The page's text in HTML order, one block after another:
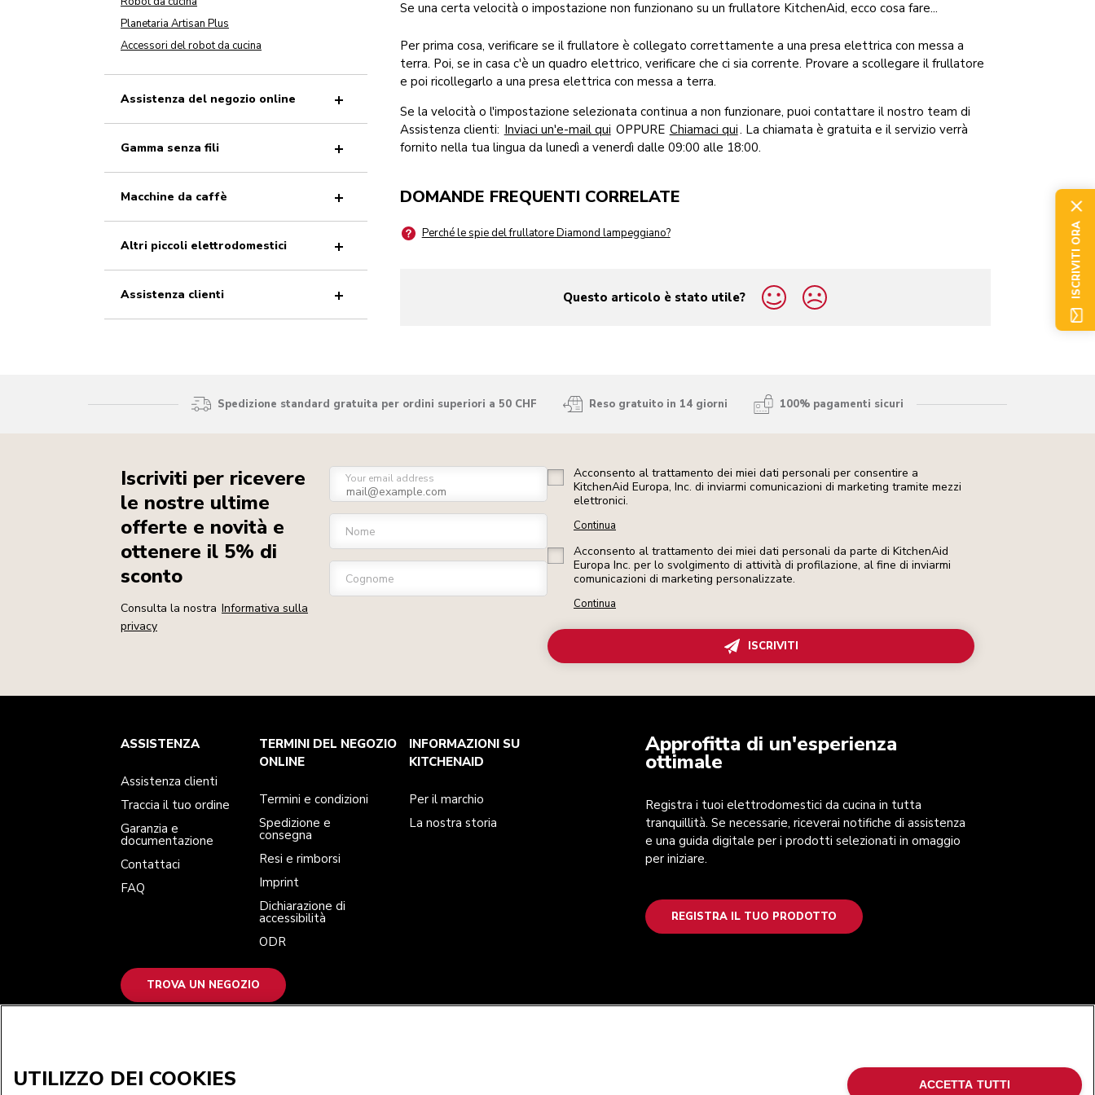
Se una certa velocità o impostazione non funzionano su un frullatore KitchenAid, ecco cosa fare...
Per prima cosa, verificare se il frullatore è collegato correttamente a una presa elettrica con messa a
terra. Poi, se in casa c'è un quadro elettrico, verificare che ci sia corrente. Provare a scollegare il frullatore
e poi ricollegarlo a una presa elettrica con messa a terra.
Se la velocità o l'impostazione selezionata continua a non funzionare, puoi contattare il nostro team di
Assistenza clienti: Inviaci un'e-mail qui OPPURE Chiamaci qui. La chiamata è gratuita e il servizio verrà
fornito nella tua lingua da lunedì a venerdì dalle 09:00 alle 18:00.
DOMANDE FREQUENTI CORRELATE
Perché le spie del frullatore Diamond lampeggiano?
Questo articolo è stato utile?
yes
no
Planetaria Artisan Plus
Accessori del robot da cucina
Assistenza del negozio online
Gamma senza fili
Macchine da caffè
Altri piccoli elettrodomestici
Assistenza clienti
Spedizione standard gratuita per ordini superiori a 50 CHF Reso gratuito in 14 giorni 100% pagamenti sicuri
Iscriviti per ricevere
le nostre ultime
offerte e novità e
ottenere il 5% di
sconto
Consulta la nostra Informativa sulla
privacy
Your email address
Nome
Cognome
Acconsento al trattamento dei miei dati personali per consentire a
KitchenAid Europa, Inc. di inviarmi comunicazioni di marketing tramite mezzi
elettronici.
Continua
Acconsento al trattamento dei miei dati personali da parte di KitchenAid
Europa Inc. per lo svolgimento di attività di profilazione, al fine di inviarmi
comunicazioni di marketing personalizzate.
Continua
ISCRIVITI
Approfitta di un'esperienza
ottimale
Registra i tuoi elettrodomestici da cucina in tutta
tranquillità. Se necessarie, riceverai notifiche di assistenza
e una guida digitale per i prodotti selezionati in omaggio
per iniziare.
REGISTRA IL TUO PRODOTTO
Assistenza clienti
Traccia il tuo ordine
FAQ
Termini e condizioni
Spedizione e consegna
Dichiarazione di accessibilità
Per il marchio
La nostra storia
Trova un negozio
ASSISTENZA
Assistenza clienti
Traccia il tuo ordine
Garanzia e
documentazione
Contattaci
FAQ
TERMINI DEL NEGOZIO
ONLINE
Termini e condizioni
Spedizione e
consegna
Resi e rimborsi
Imprint
Dichiarazione di
accessibilità
ODR
INFORMAZIONI SU
KITCHENAID
Per il marchio
La nostra storia
TROVA UN NEGOZIO
ISCRIVITI ORA
UTILIZZO DEI COOKIES ACCETTA TUTTI